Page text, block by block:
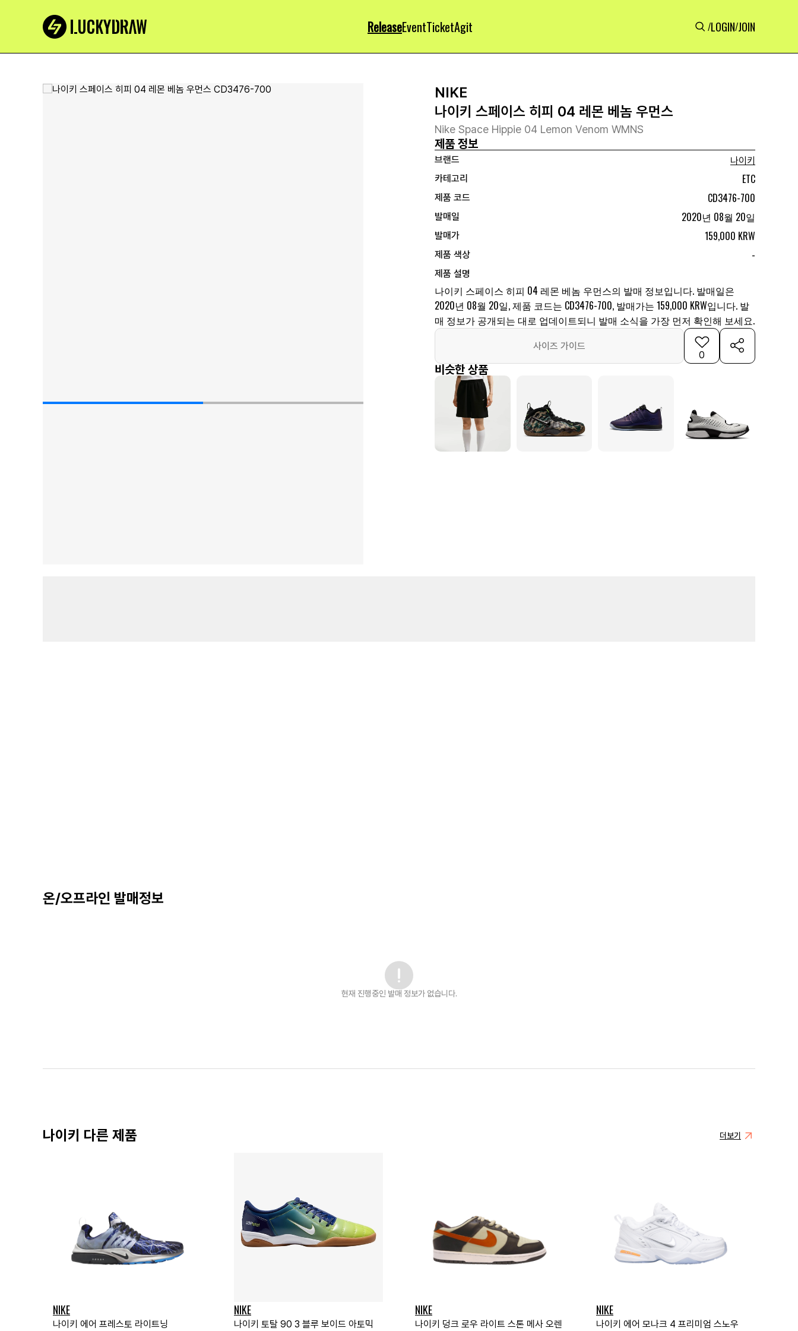
ReleaseEventTicketAgit /LOGIN/JOIN
NIKE
나이키 스페이스 히피 04 레몬 베놈 우먼스
Nike Space Hippie 04 Lemon Venom WMNS
제품 정보
브랜드
나이키
카테고리
ETC
제품 코드 CD3476-700
발매일 2020년 08월 20일
발매가 159,000 KRW
제품 색상 -
제품 설명
나이키 스페이스 히피 04 레몬 베놈 우먼스의 발매 정보입니다. 발매일은
2020년 08월 20일, 제품 코드는 CD3476-700, 발매가는 159,000 KRW입니다. 발
매 정보가 공개되는 대로 업데이트되니 발매 소식을 가장 먼저 확인해 보세요.
사이즈 가이드
0
비슷한 상품
온/오프라인 발매정보
현재 진행중인 발매 정보가 없습니다.
나이키 다른 제품 더보기
NIKE
나이키 에어 프레스토 라이트닝
NIKE
나이키 토탈 90 3 블루 보이드 아토믹
NIKE
나이키 덩크 로우 라이트 스톤 메사 오렌
NIKE
나이키 에어 모나크 4 프리미엄 스노우